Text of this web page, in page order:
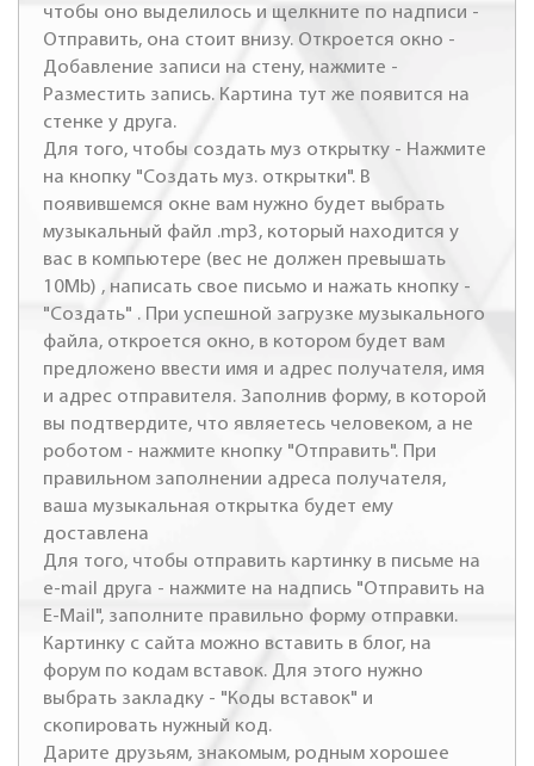
чтобы оно выделилось и щелкните по надписи -
Отправить, она стоит внизу. Откроется окно -
Добавление записи на стену, нажмите -
Разместить запись. Картина тут же появится на
стенке у друга.
Для того, чтобы создать муз открытку - Нажмите
на кнопку "Создать муз. открытки". В
появившемся окне вам нужно будет выбрать
музыкальный файл .mp3, который находится у
вас в компьютере (вес не должен превышать
10Mb) , написать свое письмо и нажать кнопку -
"Создать" . При успешной загрузке музыкального
файла, откроется окно, в котором будет вам
предложено ввести имя и адрес получателя, имя
и адрес отправителя. Заполнив форму, в которой
вы подтвердите, что являетесь человеком, а не
роботом - нажмите кнопку "Отправить". При
правильном заполнении адреса получателя,
ваша музыкальная открытка будет ему
доставлена
Для того, чтобы отправить картинку в письме на
e-mail друга - нажмите на надпись "Отправить на
E-Mail", заполните правильно форму отправки.
Картинку с сайта можно вставить в блог, на
форум по кодам вставок. Для этого нужно
выбрать закладку - "Коды вставок" и
скопировать нужный код.
Дарите друзьям, знакомым, родным хорошее